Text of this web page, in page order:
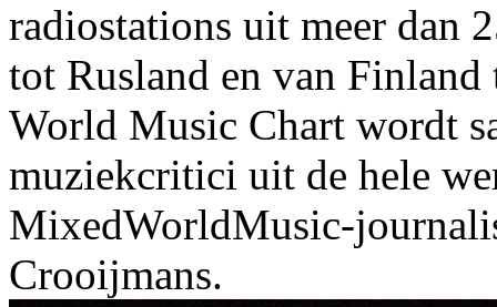
radiostations uit meer dan
tot Rusland en van
World Music Chart wordt
muziekcritici uit de hele
MixedWorldMusic-
Crooijmans.